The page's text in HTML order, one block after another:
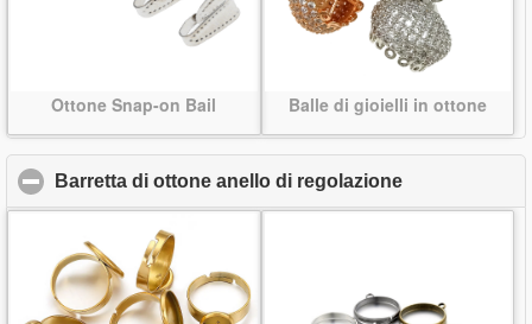
Ottone Snap-on Bail Balle di gioielli in ottone
Barretta di ottone anello di regolazione